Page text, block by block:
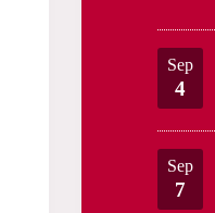
Sep
4
Sep
7